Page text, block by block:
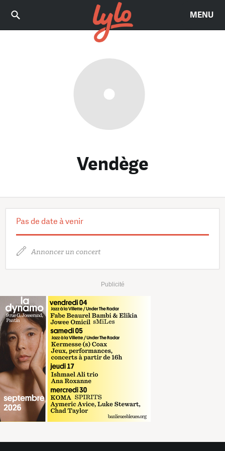
MENU
Vendège
Pas de date à venir
Annoncer un concert
Publicité